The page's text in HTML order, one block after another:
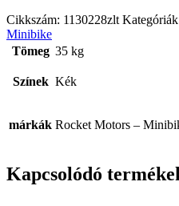
Cikkszám: 1130228zlt
Minibike
Tömeg 35 kg
Színek Kék
márkák Rocket Motors –
Kapcsolódó